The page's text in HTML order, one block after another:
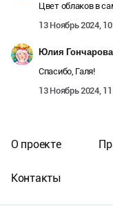
Цвет облаков в
13 Ноябрь 2024,
Юлия Гончарова
Спасибо, Галя!
13 Ноябрь 2024,
О проекте
Контакты